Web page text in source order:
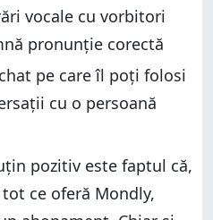
vocale cu vorbitori
pronunție corectă
pe care îl poți folosi
cu o persoană
pozitiv este faptul că,
ce oferă Mondly,